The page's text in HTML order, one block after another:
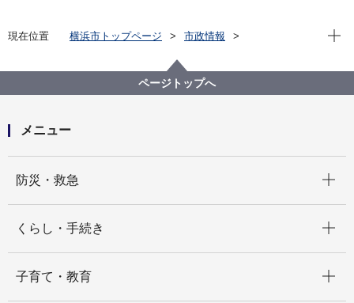
現在位置 横浜市トップページ
市政情報
⼾塚区職員の新型コロナウイルス感染について
現在
ページトップへ
メニュー
防災・救急
くらし・手続き
子育て・教育